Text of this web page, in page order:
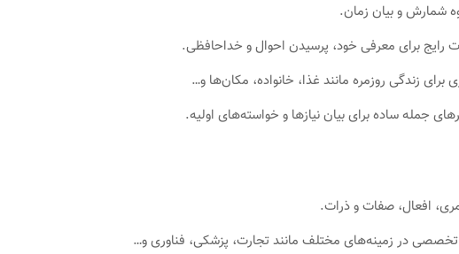
شمارش و بیان زمان.
رایج برای معرفی خود، پرسیدن احوال و خداحافظی.
برای زندگی روزمره مانند غذا، خانواده، مکان‌ها و…
جمله ساده برای بیان نیازها و خواسته‌های اولیه.
افعال، صفات و ذرات.
در زمینه‌های مختلف مانند تجارت، پزشکی، فناوری و…